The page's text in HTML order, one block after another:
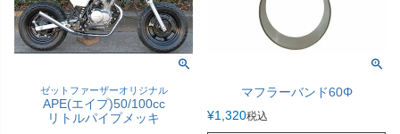
ゼットファーザーオリジナル
APE(エイプ)50/100cc
リトルパイプメッキ
マフラーバンド60Φ
¥1,320税込